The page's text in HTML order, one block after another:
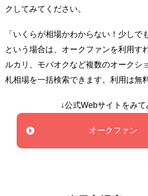
クしてみてください。
「いくらが相場かわからない！少しで
という場合は、オークファンを利用す
ルカリ、モバオクなど複数のオークシ
札相場を一括検索できます。利用は無
↓公式Webサイトをみて
オークファン